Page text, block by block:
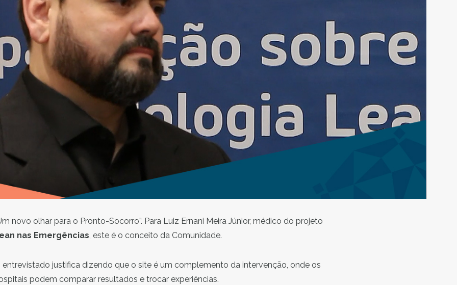
novo olhar para o Pronto-Socorro”. Para Luiz Ernani Meira Júnior, médico do projeto
nas Emergências, este é o conceito da Comunidade.
entrevistado justifica dizendo que o site é um complemento da intervenção, onde os
podem comparar resultados e trocar experiências.